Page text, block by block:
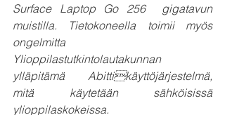
Surface Laptop Go 256  gigatavun
muistilla. Tietokoneella toimii myös
ongelmitta
Ylioppilastutkintolautakunnan
ylläpitämä Abittikäyttöjärjestelmä,
mitä käytetään sähköisissä
ylioppilaskokeissa.